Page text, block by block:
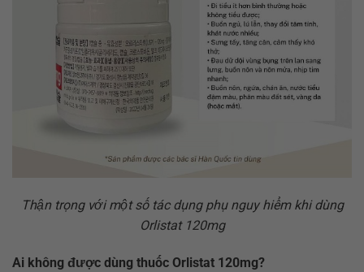
Thận trọng với một số tác dụng phụ nguy hiểm khi dùng
Orlistat 120mg
Ai không được dùng thuốc Orlistat 120mg?